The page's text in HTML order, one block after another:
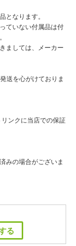
なります。
ていない付属品は付
ましては、メーカー
送を心がけておりま
ンクに当店での保証
みの場合がございま
る